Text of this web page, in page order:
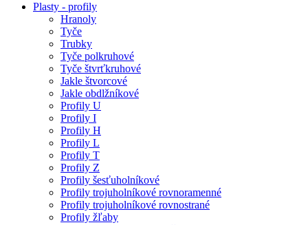
Plasty - profily
Hranoly
Tyče
Trubky
Tyče polkruhové
Tyče štvrťkruhové
Jakle štvorcové
Jakle obdlžníkové
Profily U
Profily I
Profily H
Profily L
Profily T
Profily Z
Profily šesťuholníkové
Profily trojuholníkové rovnoramenné
Profily trojuholníkové rovnostrané
Profily žľaby